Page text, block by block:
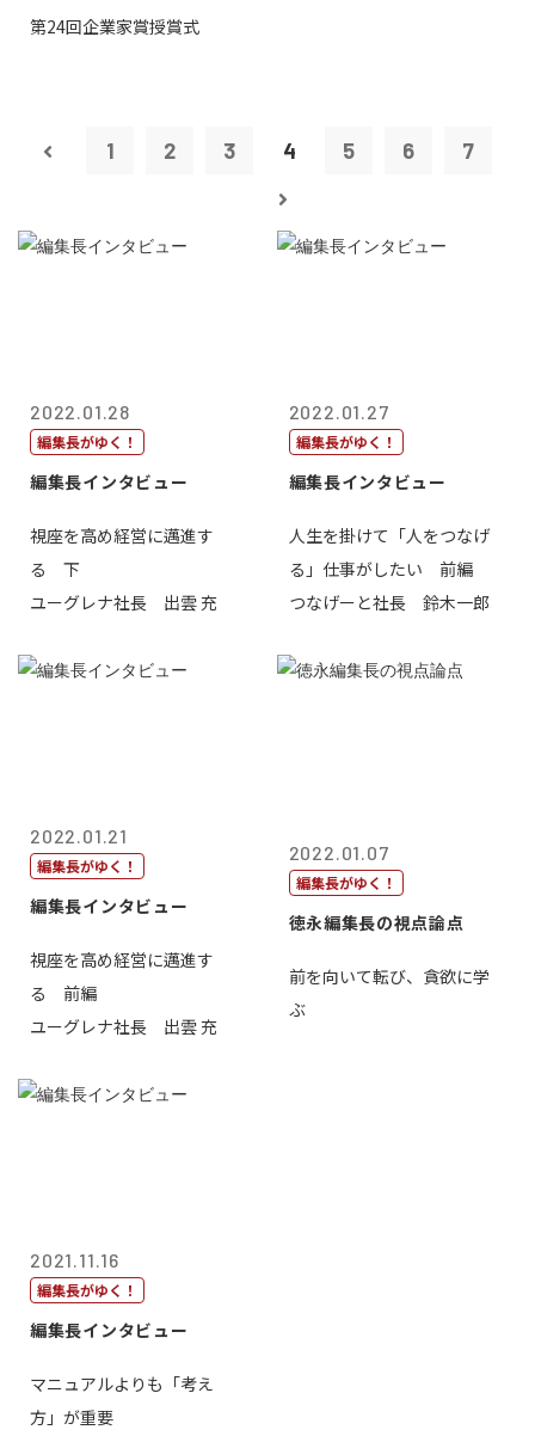
第24回企業家賞授賞式
1 2 3 4 5 6 7
2022.01.28
編集長がゆく！
編集長インタビュー
視座を高め経営に邁進す
る 下
ユーグレナ社長 出雲 充
2022.01.27
編集長がゆく！
編集長インタビュー
人生を掛けて「人をつなげ
る」仕事がしたい 前編
つなげーと社長 鈴木一郎
2022.01.21
編集長がゆく！
編集長インタビュー
視座を高め経営に邁進す
る 前編
ユーグレナ社長 出雲 充
2022.01.07
編集長がゆく！
徳永編集長の視点論点
前を向いて転び、貪欲に学
ぶ
2021.11.16
編集長がゆく！
編集長インタビュー
マニュアルよりも「考え
方」が重要